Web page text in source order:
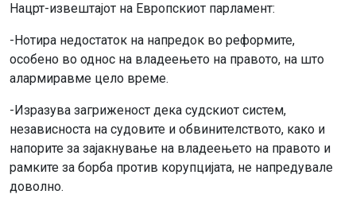
Нацрт-извештајот на Европскиот парламент:
-Нотира недостаток на напредок во реформите,
особено во однос на владеењето на правото, на што
алармиравме цело време.
-Изразува загриженост дека судскиот систем,
независноста на судовите и обвинителството, како и
напорите за зајакнување на владеењето на правото и
рамките за борба против корупцијата, не напредувале
доволно.